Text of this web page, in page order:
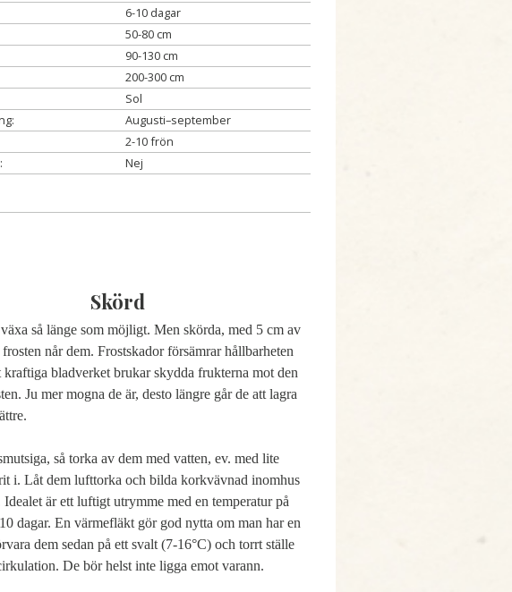
6-10 dagar
50-80 cm
90-130 cm
200-300 cm
Sol
Augusti–september
2-10 frön
Nej
Skörd
så länge som möjligt. Men skörda, med 5 cm av
når dem. Frostskador försämrar hållbarheten
bladverket brukar skydda frukterna mot den
Ju mer mogna de är, desto längre går de att lagra
så torka av dem med vatten, ev. med lite
i. Låt dem lufttorka och bilda korkvävnad inomhus
Idealet är ett luftigt utrymme med en temperatur på
dagar. En värmefläkt gör god nytta om man har en
dem sedan på ett svalt (7-16°C) och torrt ställe
De bör helst inte ligga emot varann.